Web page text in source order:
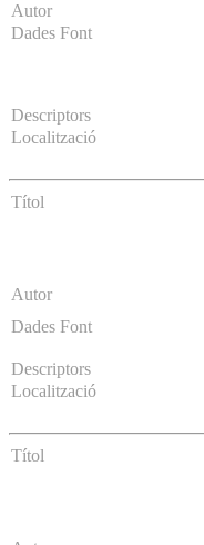
Autor
Dades Font
Descriptors
Localització
Títol
Autor
Dades Font
Descriptors
Localització
Títol